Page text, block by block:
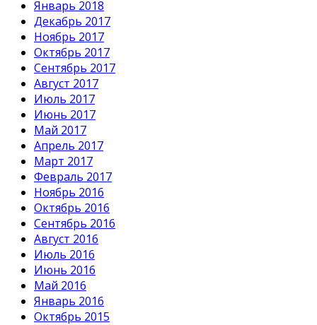
Январь 2018
Декабрь 2017
Ноябрь 2017
Октябрь 2017
Сентябрь 2017
Август 2017
Июль 2017
Июнь 2017
Май 2017
Апрель 2017
Март 2017
Февраль 2017
Ноябрь 2016
Октябрь 2016
Сентябрь 2016
Август 2016
Июль 2016
Июнь 2016
Май 2016
Январь 2016
Октябрь 2015